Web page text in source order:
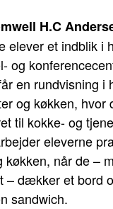
H.C
elever et indblik i
og
en rundvisning i
og køkken, hvor
til kokke- og
eleverne
køkken, når de –
– dækker et bord
sandwich.